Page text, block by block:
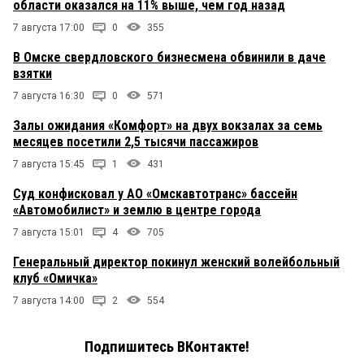
области оказался на 11% выше, чем год назад
7 августа 17:00 0 355
В Омске свердловского бизнесмена обвинили в даче
взятки
7 августа 16:30 0 571
Залы ожидания «Комфорт» на двух вокзалах за семь
месяцев посетили 2,5 тысячи пассажиров
7 августа 15:45 1 431
Суд конфисковал у АО «Омскавтотранс» бассейн
«Автомобилист» и землю в центре города
7 августа 15:01 4 705
Генеральный директор покинул женский волейбольный
клуб «Омичка»
7 августа 14:00 2 554
Подпишитесь ВКонтакте!